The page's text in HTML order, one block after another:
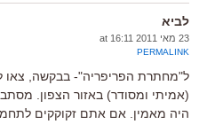
לביא
23 מאי 2011 at 16:11
PERMALINK
ל"מחתרת הפריפריה"- בבקשה, צאו
(אמיתי ומסודר) באזור הצפון.
היה מאמין. אם אתם זקוקקים